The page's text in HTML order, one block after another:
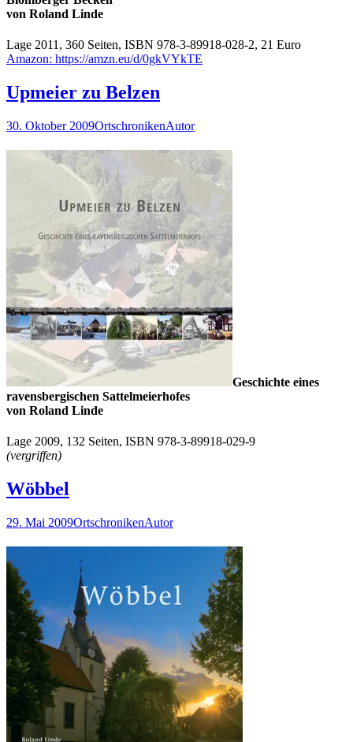
von Roland Linde
Lage 2011, 360 Seiten, ISBN 978-3-89918-028-2, 21 Euro
Amazon: https://amzn.eu/d/0gkVYkTE
Upmeier zu Belzen
30. Oktober 2009OrtschronikenAutor
Geschichte eines
ravensbergischen Sattelmeierhofes
von Roland Linde
Lage 2009, 132 Seiten, ISBN 978-3-89918-029-9
(vergriffen)
Wöbbel
29. Mai 2009OrtschronikenAutor